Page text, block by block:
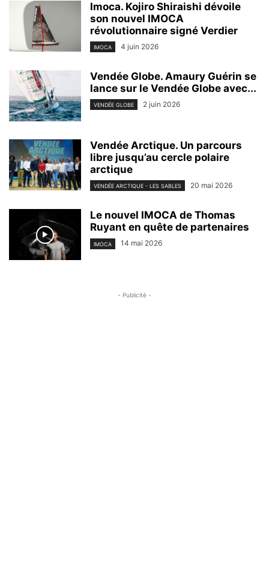
Imoca. Kojiro Shiraishi dévoile
son nouvel IMOCA
révolutionnaire signé Verdier
IMOCA 4 juin 2026
Vendée Globe. Amaury Guérin se
lance sur le Vendée Globe avec...
VENDÉE GLOBE 2 juin 2026
Vendée Arctique. Un parcours
libre jusqu’au cercle polaire
arctique
VENDÉE ARCTIQUE - LES SABLES 20 mai 2026
Le nouvel IMOCA de Thomas
Ruyant en quête de partenaires
IMOCA 14 mai 2026
- Publicité -